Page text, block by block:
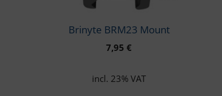
Brinyte BRM23 Mount
7,95€
incl. 23% VAT